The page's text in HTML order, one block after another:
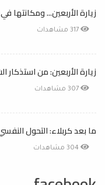
زيارة الأربعين... ومكانتها
زيارة الأربعين: من
ما بعد كربلاء: التحول